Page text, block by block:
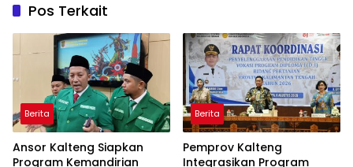
Pos Terkait
Berita
Ansor Kalteng Siapkan
Program Kemandirian
Berita
Pemprov Kalteng
Integrasikan Program